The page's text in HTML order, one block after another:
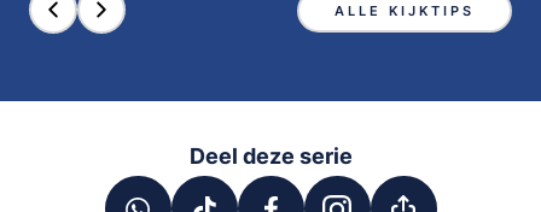
ALLE KIJKTIPS
Deel deze serie